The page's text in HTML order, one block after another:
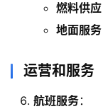
燃料供应
地面服务
运营和服务
航班服务：